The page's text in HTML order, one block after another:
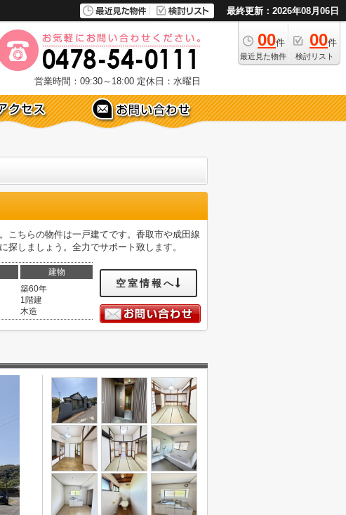
最終更新：2026年08月06日
00件
最近見た物件
00件
検討リスト
営業時間：09:30～18:00 定休日：水曜日
こちらの物件は一戸建てです。香取市や成田線
しましょう。全力でサポート致します。
建物
築60年
1階建
木造
空室情報へ